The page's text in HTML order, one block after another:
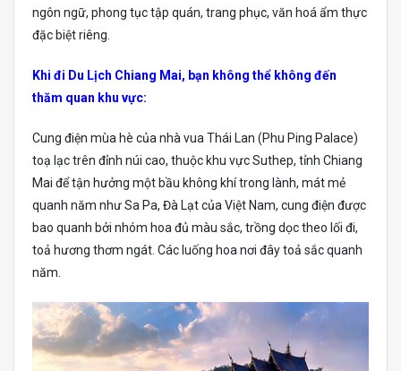
ngôn ngữ, phong tục tập quán, trang phục, văn hoá ẩm thực
đặc biệt riêng.
Khi đi Du Lịch Chiang Mai, bạn không thể không đến
thăm quan khu vực:
Cung điện mùa hè của nhà vua Thái Lan (Phu Ping Palace)
toạ lạc trên đỉnh núi cao, thuộc khu vực Suthep, tỉnh Chiang
Mai để tận hưởng một bầu không khí trong lành, mát mẻ
quanh năm như Sa Pa, Đà Lạt của Việt Nam, cung điện được
bao quanh bởi nhóm hoa đủ màu sắc, trồng dọc theo lối đi,
toả hương thơm ngát. Các luống hoa nơi đây toả sắc quanh
năm.